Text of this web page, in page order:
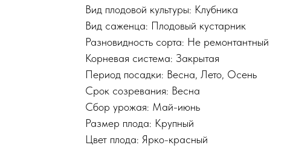
Вид плодовой культуры: Клубника
Вид саженца: Плодовый кустарник
Разновидность сорта: Не ремонтантный
Корневая система: Закрытая
Период посадки: Весна, Лето, Осень
Срок созревания: Весна
Сбор урожая: Май-июнь
Размер плода: Крупный
Цвет плода: Ярко-красный